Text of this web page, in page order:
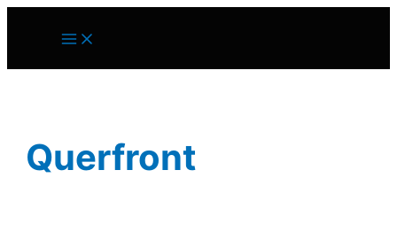
Main
Menu
Querfront